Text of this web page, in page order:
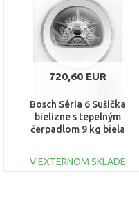
Porovnať
720,60 EUR
Bosch Séria 6 Sušička
bielizne s tepelným
čerpadlom 9 kg biela
V EXTERNOM SKLADE